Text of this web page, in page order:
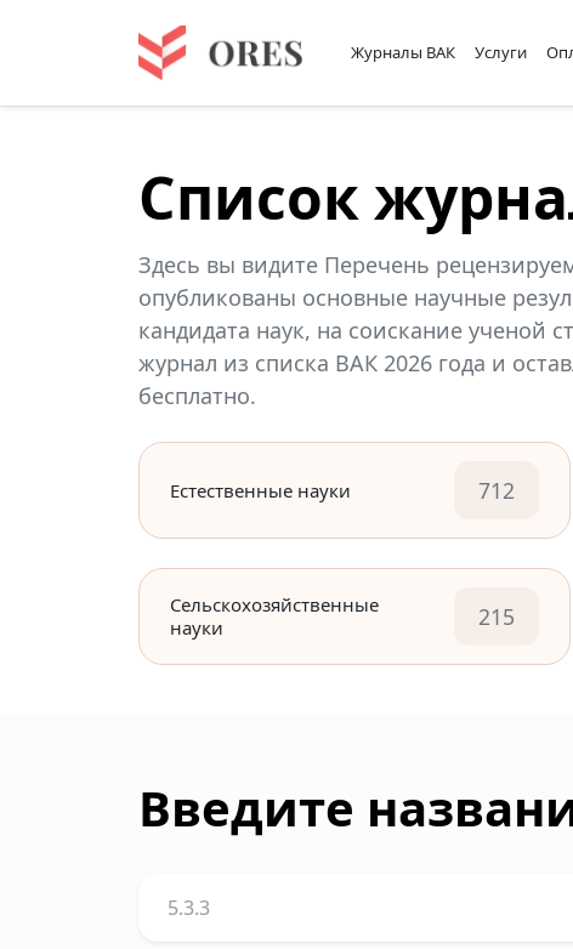
Журналы ВАК Услуги
Список
Здесь вы видите Перечень
опубликованы основные научные
кандидата наук, на соискание ученой
журнал из списка ВАК 2026 года и
бесплатно.
Естественные науки 712
Сельскохозяйственные
науки
215
Введите